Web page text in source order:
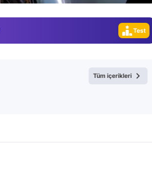
Test
Gündem
Tüm içerikleri